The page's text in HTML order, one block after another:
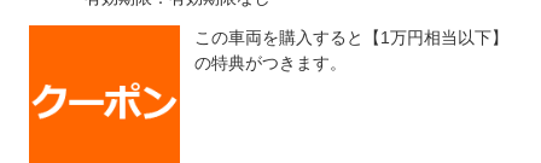
この車両を購入すると【1万円相当以下】
の特典がつきます。